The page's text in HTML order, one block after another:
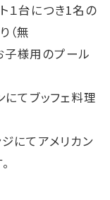
１台につき1名の
（無
プール
にてブッフェ料理
にてアメリカン